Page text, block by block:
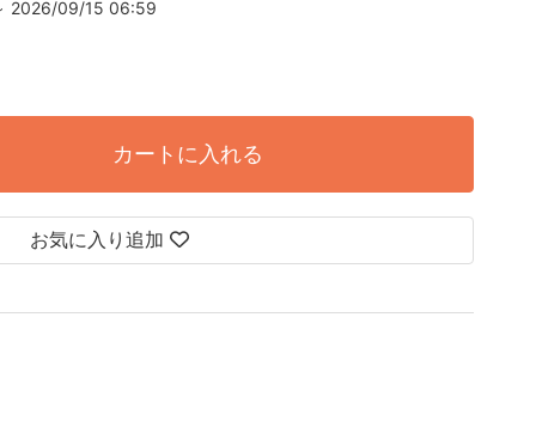
2026/09/15 06:59
カートに入れる
お気に入り追加